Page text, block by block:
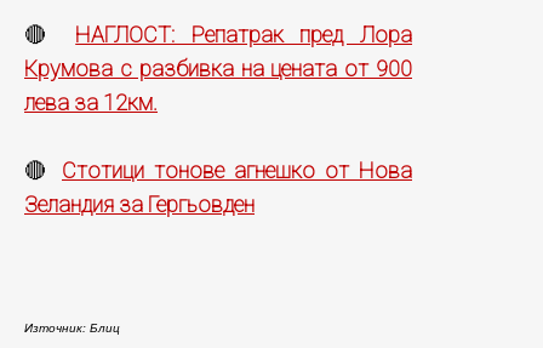
🔴 НАГЛОСТ: Репатрак пред Лора
Крумова с разбивка на цената от 900
лева за 12км.
🔴 Стотици тонове агнешко от Нова
Зеландия за Гергьовден
Източник: Блиц